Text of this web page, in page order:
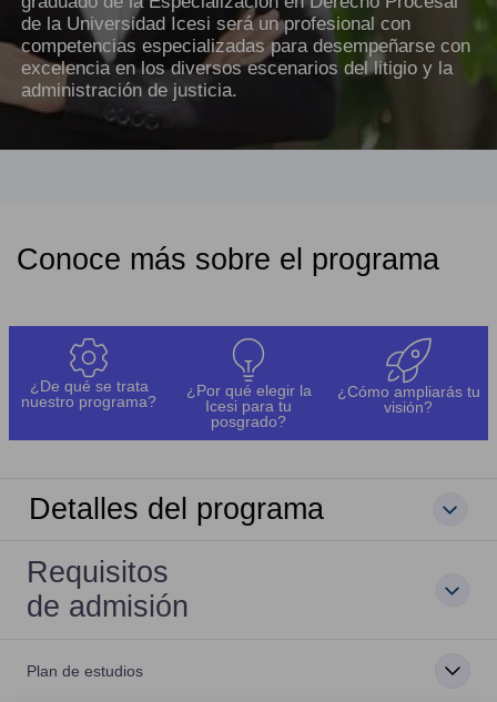
de la Universidad Icesi será un profesional con
competencias especializadas para desempeñarse con
excelencia en los diversos escenarios del litigio y la
administración de justicia.
Conoce más sobre el programa
¿De qué se trata
nuestro programa?
¿Por qué elegir la
Icesi para tu
posgrado?
¿Cómo ampliarás tu
visión?
Detalles del programa
Requisitos
de admisión
Plan de estudios